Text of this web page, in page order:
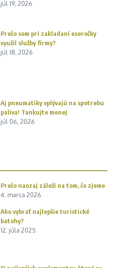
júl 19, 2026
Prečo som pri zakladaní eseročky
využil služby firmy?
júl 18, 2026
Aj pneumatiky vplývajú na spotrebu
paliva! Tankujte menej
júl 06, 2026
Prečo naozaj záleží na tom, čo zjeme
4. marca 2026
Ako vybrať najlepšie turistické
batohy?
12. júla 2025